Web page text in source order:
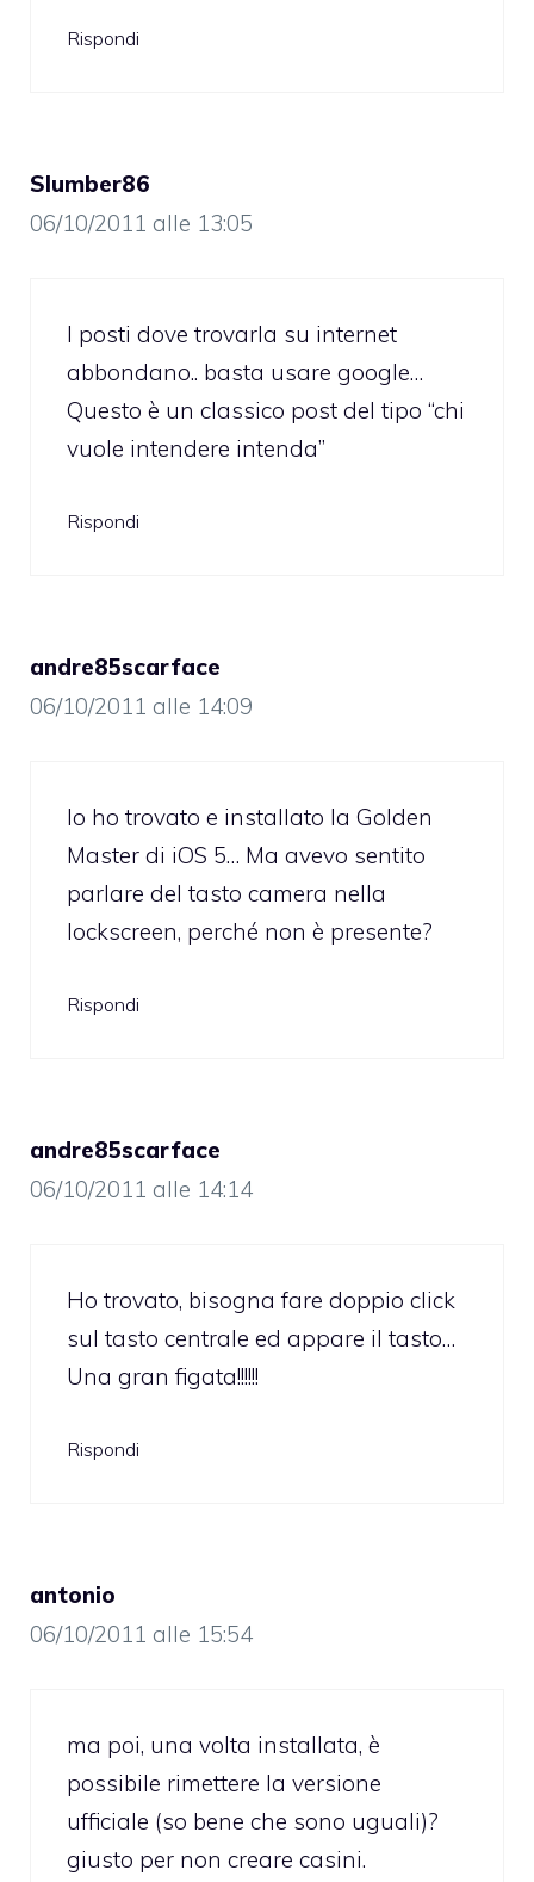
Rispondi
Slumber86
06/10/2011 alle 13:05
I posti dove trovarla su internet
abbondano.. basta usare google…
Questo è un classico post del tipo “chi
vuole intendere intenda”
Rispondi
andre85scarface
06/10/2011 alle 14:09
Io ho trovato e installato la Golden
Master di iOS 5… Ma avevo sentito
parlare del tasto camera nella
lockscreen, perché non è presente?
Rispondi
andre85scarface
06/10/2011 alle 14:14
Ho trovato, bisogna fare doppio click
sul tasto centrale ed appare il tasto…
Una gran figata!!!!!!
Rispondi
antonio
06/10/2011 alle 15:54
ma poi, una volta installata, è
possibile rimettere la versione
ufficiale (so bene che sono uguali)?
giusto per non creare casini.